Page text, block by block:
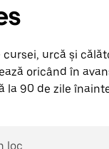
urcă și
oricând în
la 90 de zile
loc